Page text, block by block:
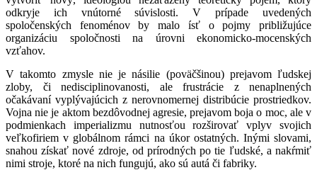
odkryje ich vnútorné súvislosti. V prípade uvedených
spoločenských fenoménov by malo ísť o pojmy približujúce
organizáciu spoločnosti na úrovni ekonomicko-mocenských
vzťahov.
V takomto zmysle nie je násilie (poväčšinou) prejavom ľudskej
zloby, či nedisciplinovanosti, ale frustrácie z nenaplnených
očakávaní vyplývajúcich z nerovnomernej distribúcie prostriedkov.
Vojna nie je aktom bezdôvodnej agresie, prejavom boja o moc, ale v
podmienkach imperializmu nutnosťou rozširovať vplyv svojich
veľkofiriem v globálnom rámci na úkor ostatných. Inými slovami,
snahou získať nové zdroje, od prírodných po tie ľudské, a nakŕmiť
nimi stroje, ktoré na nich fungujú, ako sú autá či fabriky.